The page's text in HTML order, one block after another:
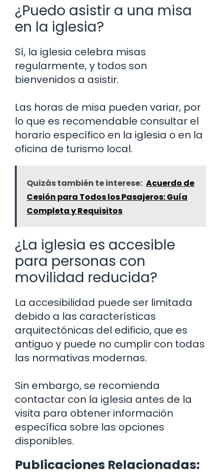
¿Puedo asistir a una misa
en la iglesia?
Sí, la iglesia celebra misas
regularmente, y todos son
bienvenidos a asistir.
Las horas de misa pueden variar, por
lo que es recomendable consultar el
horario específico en la iglesia o en la
oficina de turismo local.
Quizás también te interese: Acuerdo de
Cesión para Todos los Pasajeros: Guía
Completa y Requisitos
¿La iglesia es accesible
para personas con
movilidad reducida?
La accesibilidad puede ser limitada
debido a las características
arquitectónicas del edificio, que es
antiguo y puede no cumplir con todas
las normativas modernas.
Sin embargo, se recomienda
contactar con la iglesia antes de la
visita para obtener información
específica sobre las opciones
disponibles.
Publicaciones Relacionadas: